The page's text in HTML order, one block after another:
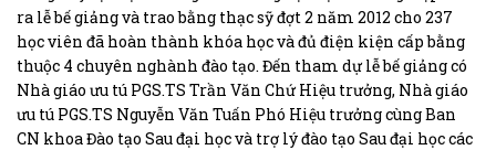
ra lễ bế giảng và trao bằng thạc sỹ đợt 2 năm 2012 cho 237
học viên đã hoàn thành khóa học và đủ điện kiện cấp bằng
thuộc 4 chuyên nghành đào tạo. Đến tham dự lễ bế giảng có
Nhà giáo ưu tú PGS.TS Trần Văn Chứ Hiệu trưởng, Nhà giáo
ưu tú PGS.TS Nguyễn Văn Tuấn Phó Hiệu trưởng cùng Ban
CN khoa Đào tạo Sau đại học và trợ lý đào tạo Sau đại học các